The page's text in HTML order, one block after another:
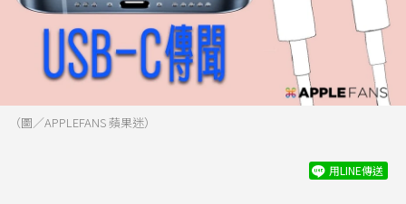
（圖／APPLEFANS 蘋果迷）
用LINE傳送